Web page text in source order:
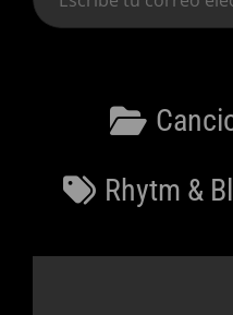
tu
Categorías
Etiquetas
Rhytm &